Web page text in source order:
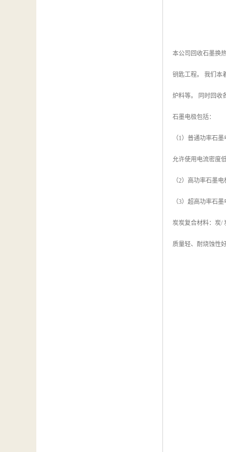
本公司回收石墨换
钥匙工程。 我们本
炉料等。 同时回收
石墨电极包括：
（1）普通功率石墨
允许使用电流密度
（2）高功率石墨
（3）超高功率石
炭炭复合材料：炭/
质量轻、耐烧蚀性